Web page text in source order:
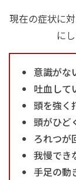
現在の症状に
に
意識がな
吐血して
頭を強く
頭がひど
ろれつが
我慢でき
手足の動